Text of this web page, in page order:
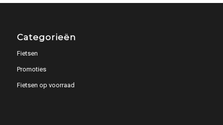
Categorieën
Fietsen
Promoties
Fietsen op voorraad